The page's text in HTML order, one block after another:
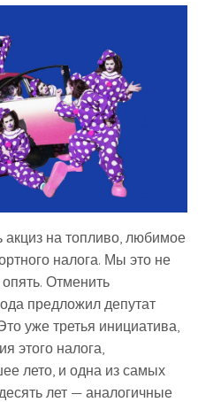
акциз на топливо, любимое
налога. Мы это не
Отменить
предложил депутат
уже третья инициатива,
этого налога,
лето, и одна из самых
лет — аналогичные